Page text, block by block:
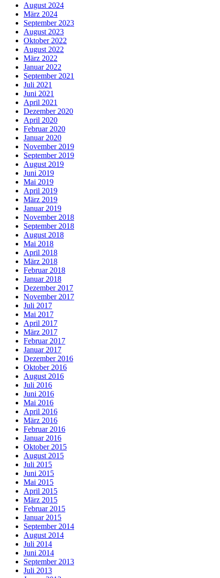
August 2024
März 2024
September 2023
August 2023
Oktober 2022
August 2022
März 2022
Januar 2022
September 2021
Juli 2021
Juni 2021
April 2021
Dezember 2020
April 2020
Februar 2020
Januar 2020
November 2019
September 2019
August 2019
Juni 2019
Mai 2019
April 2019
März 2019
Januar 2019
November 2018
September 2018
August 2018
Mai 2018
April 2018
März 2018
Februar 2018
Januar 2018
Dezember 2017
November 2017
Juli 2017
Mai 2017
April 2017
März 2017
Februar 2017
Januar 2017
Dezember 2016
Oktober 2016
August 2016
Juli 2016
Juni 2016
Mai 2016
April 2016
März 2016
Februar 2016
Januar 2016
Oktober 2015
August 2015
Juli 2015
Juni 2015
Mai 2015
April 2015
März 2015
Februar 2015
Januar 2015
September 2014
August 2014
Juli 2014
Juni 2014
September 2013
Juli 2013